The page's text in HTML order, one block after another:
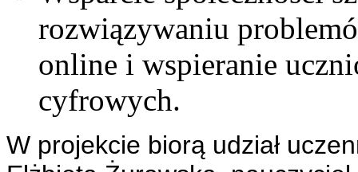
rozwiązywaniu
online i wspieranie
cyfrowych.
W projekcie biorą udział